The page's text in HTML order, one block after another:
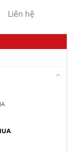
Liên hệ